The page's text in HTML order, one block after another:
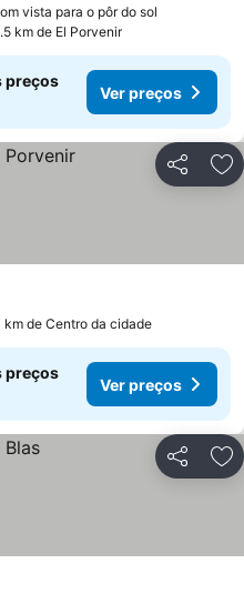
vista para o pôr do sol
km de El Porvenir
preços
Ver preços
Partilhar
km de Centro da cidade
preços
Ver preços
Partilhar